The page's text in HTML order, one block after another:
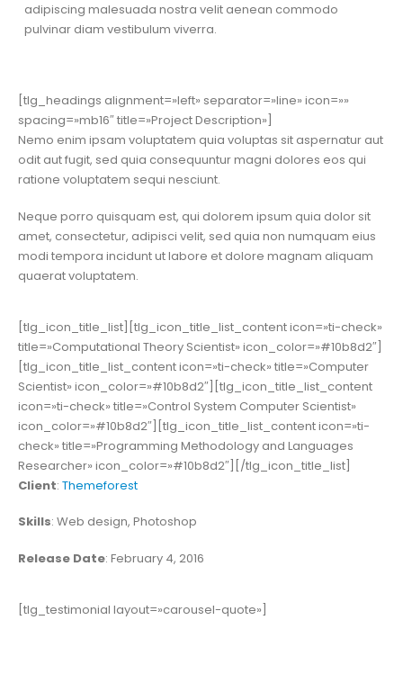
adipiscing malesuada nostra velit aenean commodo
pulvinar diam vestibulum viverra.
[tlg_headings alignment=»left» separator=»line» icon=»»
spacing=»mb16″ title=»Project Description»]
Nemo enim ipsam voluptatem quia voluptas sit aspernatur aut
odit aut fugit, sed quia consequuntur magni dolores eos qui
ratione voluptatem sequi nesciunt.
Neque porro quisquam est, qui dolorem ipsum quia dolor sit
amet, consectetur, adipisci velit, sed quia non numquam eius
modi tempora incidunt ut labore et dolore magnam aliquam
quaerat voluptatem.
[tlg_icon_title_list][tlg_icon_title_list_content icon=»ti-check»
title=»Computational Theory Scientist» icon_color=»#10b8d2″]
[tlg_icon_title_list_content icon=»ti-check» title=»Computer
Scientist» icon_color=»#10b8d2″][tlg_icon_title_list_content
icon=»ti-check» title=»Control System Computer Scientist»
icon_color=»#10b8d2″][tlg_icon_title_list_content icon=»ti-
check» title=»Programming Methodology and Languages
Researcher» icon_color=»#10b8d2″][/tlg_icon_title_list]
Client: Themeforest
Skills: Web design, Photoshop
Release Date: February 4, 2016
[tlg_testimonial layout=»carousel-quote»]